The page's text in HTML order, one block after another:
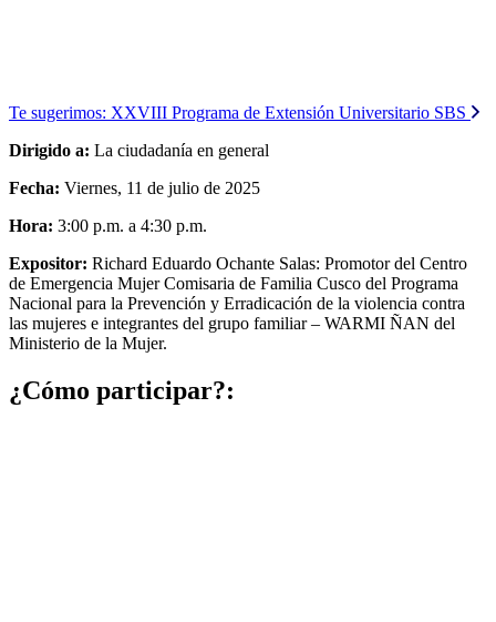
Te sugerimos: XXVIII Programa de Extensión Universitario SBS
Dirigido a: La ciudadanía en general
Fecha: Viernes, 11 de julio de 2025
Hora: 3:00 p.m. a 4:30 p.m.
Expositor: Richard Eduardo Ochante Salas: Promotor del Centro
de Emergencia Mujer Comisaria de Familia Cusco del Programa
Nacional para la Prevención y Erradicación de la violencia contra
las mujeres e integrantes del grupo familiar – WARMI ÑAN del
Ministerio de la Mujer.
¿Cómo participar?: